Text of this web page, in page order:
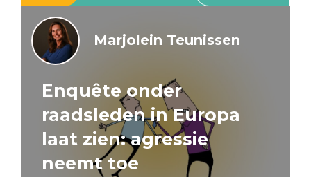
Marjolein Teunissen
Enquête onder
raadsleden in Europa
laat zien: agressie
neemt toe